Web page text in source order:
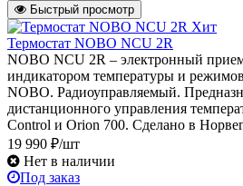
Быстрый просмотр
Хит
Термостат NOBO NCU 2R
NOBO NCU 2R – электронный
индикатором температуры и
NOBO. Радиоуправляемый.
дистанционного управления
Control и Orion 700. Сделано в
19 990 ₽/шт
Нет в наличии
Под заказ